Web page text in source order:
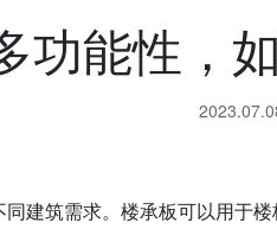
功能性，
建筑需求。楼承板可以用于